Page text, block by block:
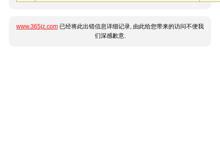
www.365jz.com 已经将此出错信息详细记录, 由此给您带来的访问不便我
们深感歉意.